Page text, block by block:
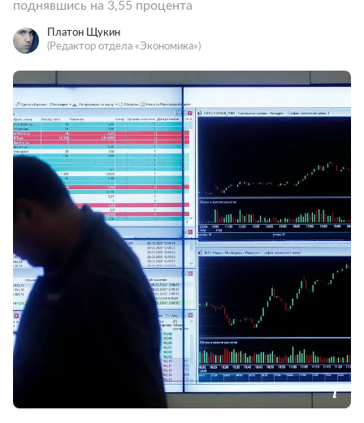
поднявшись на 3,55 процента
Платон Щукин
(Редактор отдела «Экономика»)